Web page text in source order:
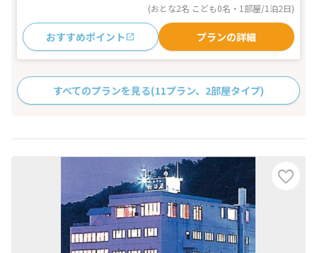
(おとな2名 こども0名・1部屋/1泊2日)
おすすめポイント プランの詳細
すべてのプランを見る(11プラン、2部屋タイプ)